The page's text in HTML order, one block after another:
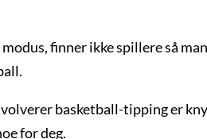
finner ikke spillere så
basketball-tipping er
for deg.